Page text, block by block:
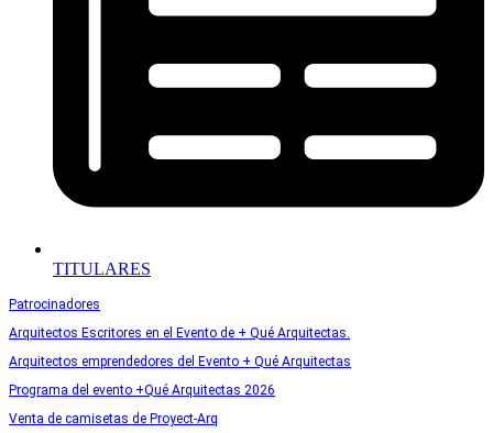
TITULARES
Patrocinadores
Arquitectos Escritores en el Evento de + Qué Arquitectas.
Arquitectos emprendedores del Evento + Qué Arquitectas
Programa del evento +Qué Arquitectas 2026
Venta de camisetas de Proyect-Arq